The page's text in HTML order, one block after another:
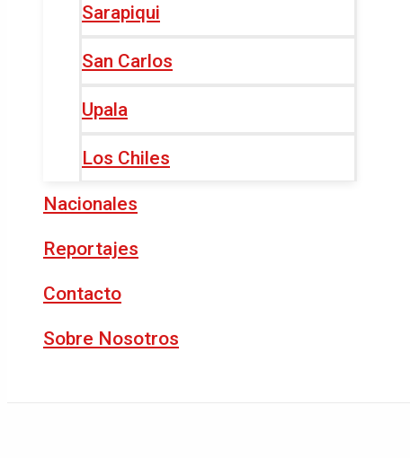
Sarapiqui
San Carlos
Upala
Los Chiles
Nacionales
Reportajes
Contacto
Sobre Nosotros